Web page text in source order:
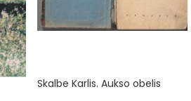
Skalbe Karlis. Aukso obelis